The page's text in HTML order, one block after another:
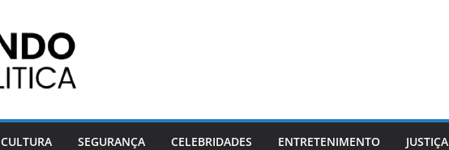
CULTURA SEGURANÇA CELEBRIDADES ENTRETENIMENTO JUSTIÇA